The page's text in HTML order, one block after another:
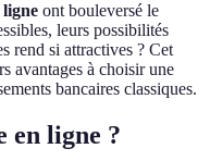
ligne ont bouleversé le
leurs possibilités
rend si attractives ? Cet
avantages à choisir une
bancaires classiques.
en ligne ?